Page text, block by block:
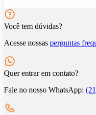
Você tem dúvidas?
Acesse nossas perguntas
Quer entrar em contato?
Fale no nosso WhatsApp: